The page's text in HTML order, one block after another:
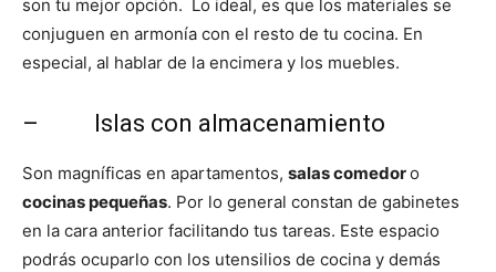
son tu mejor opción. Lo ideal, es que los materiales se
conjuguen en armonía con el resto de tu cocina. En
especial, al hablar de la encimera y los muebles.
– Islas con almacenamiento
Son magníficas en apartamentos, salas comedoro
cocinas pequeñas. Por lo general constan de gabinetes
en la cara anterior facilitando tus tareas. Este espacio
podrás ocuparlo con los utensilios de cocina y demás